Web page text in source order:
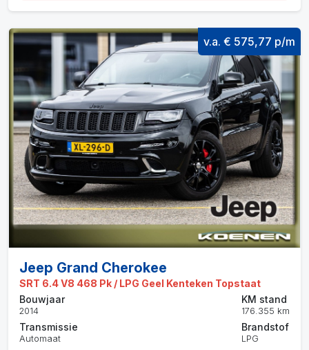
v.a. € 575,77 p/m
Jeep Grand Cherokee
SRT 6.4 V8 468 Pk / LPG Geel Kenteken Topstaat
Bouwjaar
2014
Transmissie
Automaat
KM stand
176.355 km
Brandstof
LPG